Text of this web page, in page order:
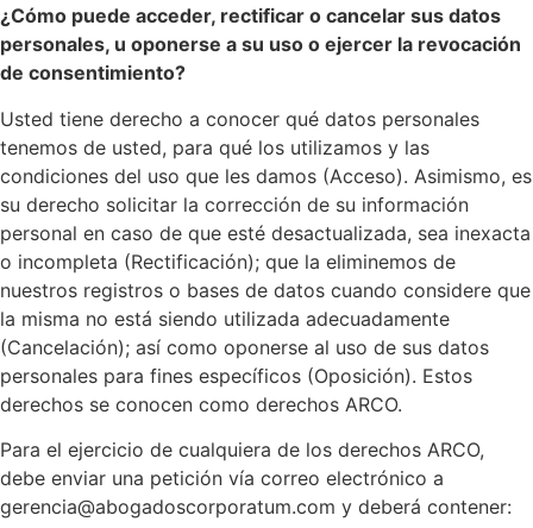
¿Cómo puede acceder, rectificar o cancelar sus datos
personales, u oponerse a su uso o ejercer la revocación
de consentimiento?
Usted tiene derecho a conocer qué datos personales
tenemos de usted, para qué los utilizamos y las
condiciones del uso que les damos (Acceso). Asimismo, es
su derecho solicitar la corrección de su información
personal en caso de que esté desactualizada, sea inexacta
o incompleta (Rectificación); que la eliminemos de
nuestros registros o bases de datos cuando considere que
la misma no está siendo utilizada adecuadamente
(Cancelación); así como oponerse al uso de sus datos
personales para fines específicos (Oposición). Estos
derechos se conocen como derechos ARCO.
Para el ejercicio de cualquiera de los derechos ARCO,
debe enviar una petición vía correo electrónico a
gerencia@abogadoscorporatum.com y deberá contener: